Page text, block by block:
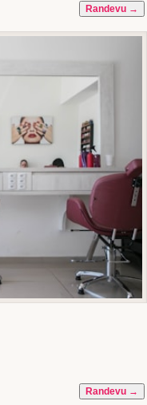
Randevu →
Randevu →